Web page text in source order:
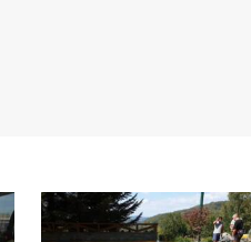
Price
range:
This
product